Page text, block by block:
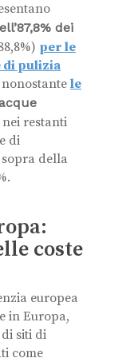
dei
per le
di pulizia
nonostante le
restanti
di
sopra della
coste
europea
in Europa,
di siti di
come